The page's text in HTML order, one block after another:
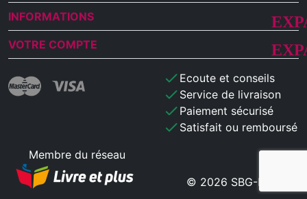
INFORMATIONS
VOTRE COMPTE
check Ecoute et conseils
check Service de livraison
check Paiement sécurisé
check Satisfait ou remboursé
Membre du réseau
© 2026 SBG-MB